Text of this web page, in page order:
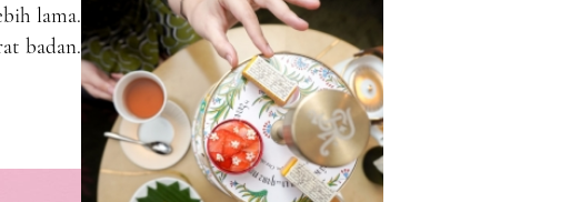
lama.
badan.